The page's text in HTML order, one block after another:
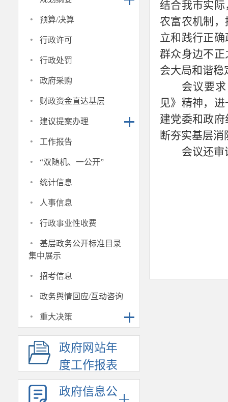
· 预算/决算
· 行政许可
· 行政处罚
· 政府采购
· 财政资金直达基层
· 建议提案办理
· 工作报告
· “双随机、一公开”
· 统计信息
· 人事信息
· 行政事业性收费
·
基层政务公开标准目录
集中展示
· 招考信息
· 政务舆情回应/互动咨询
· 重大决策
政府网站年
度工作报表
政府信息公
结合我市实
农富农机制
立和践行正
群众身边不
会大局和谐稳
会议要
见》精神，
建党委和政
断夯实基层
会议还审